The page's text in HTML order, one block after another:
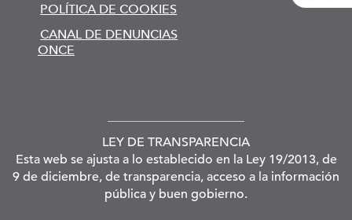
POLÍTICA DE COOKIES
CANAL DE DENUNCIAS
ONCE
LEY DE TRANSPARENCIA
Esta web se ajusta a lo establecido en la Ley 19/2013, de
9 de diciembre, de transparencia, acceso a la información
pública y buen gobierno.